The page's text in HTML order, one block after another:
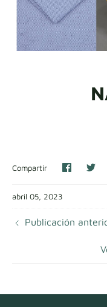
Muestras de tela
Compartir
en
abril 05, 2023
Publicación